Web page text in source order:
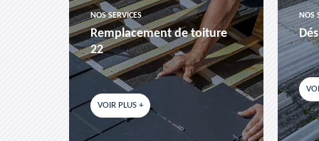
NOS SERVICES
Remplacement de toiture
22
VOIR PLUS +
NOS